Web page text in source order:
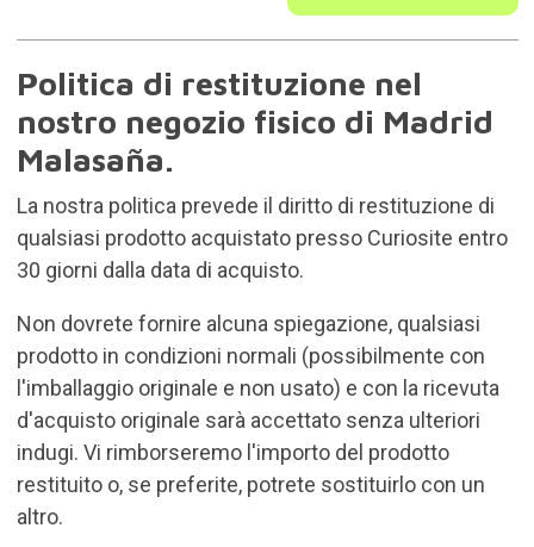
Politica di restituzione nel
nostro negozio fisico di Madrid
Malasaña.
La nostra politica prevede il diritto di restituzione di
qualsiasi prodotto acquistato presso Curiosite entro
30 giorni dalla data di acquisto.
Non dovrete fornire alcuna spiegazione, qualsiasi
prodotto in condizioni normali (possibilmente con
l'imballaggio originale e non usato) e con la ricevuta
d'acquisto originale sarà accettato senza ulteriori
indugi. Vi rimborseremo l'importo del prodotto
restituito o, se preferite, potrete sostituirlo con un
altro.